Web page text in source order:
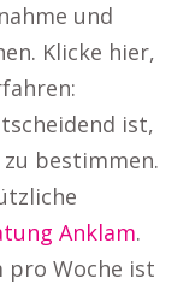
und
Klicke hier,
ist,
bestimmen.
Anklam.
pro Woche ist